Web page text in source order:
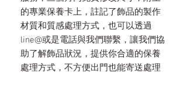
的專業保養卡上，註記了飾品的製作
材質和質感處理方式，也可以透過
line@或是電話與我們聯繫，讓我們協
助了解飾品狀況，提供你合適的保養
處理方式，不方便出門也能寄送處理